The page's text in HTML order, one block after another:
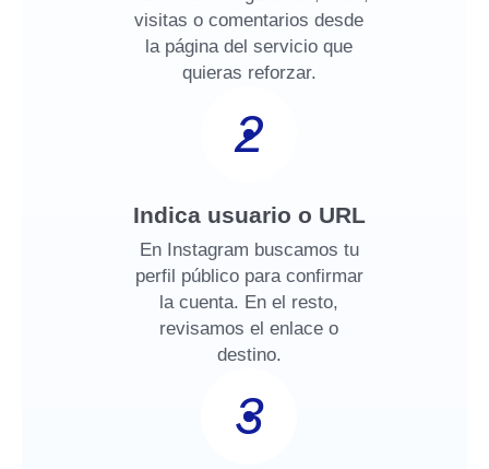
visitas o comentarios desde
la página del servicio que
quieras reforzar.
2
Indica usuario o URL
En Instagram buscamos tu
perfil público para confirmar
la cuenta. En el resto,
revisamos el enlace o
destino.
3